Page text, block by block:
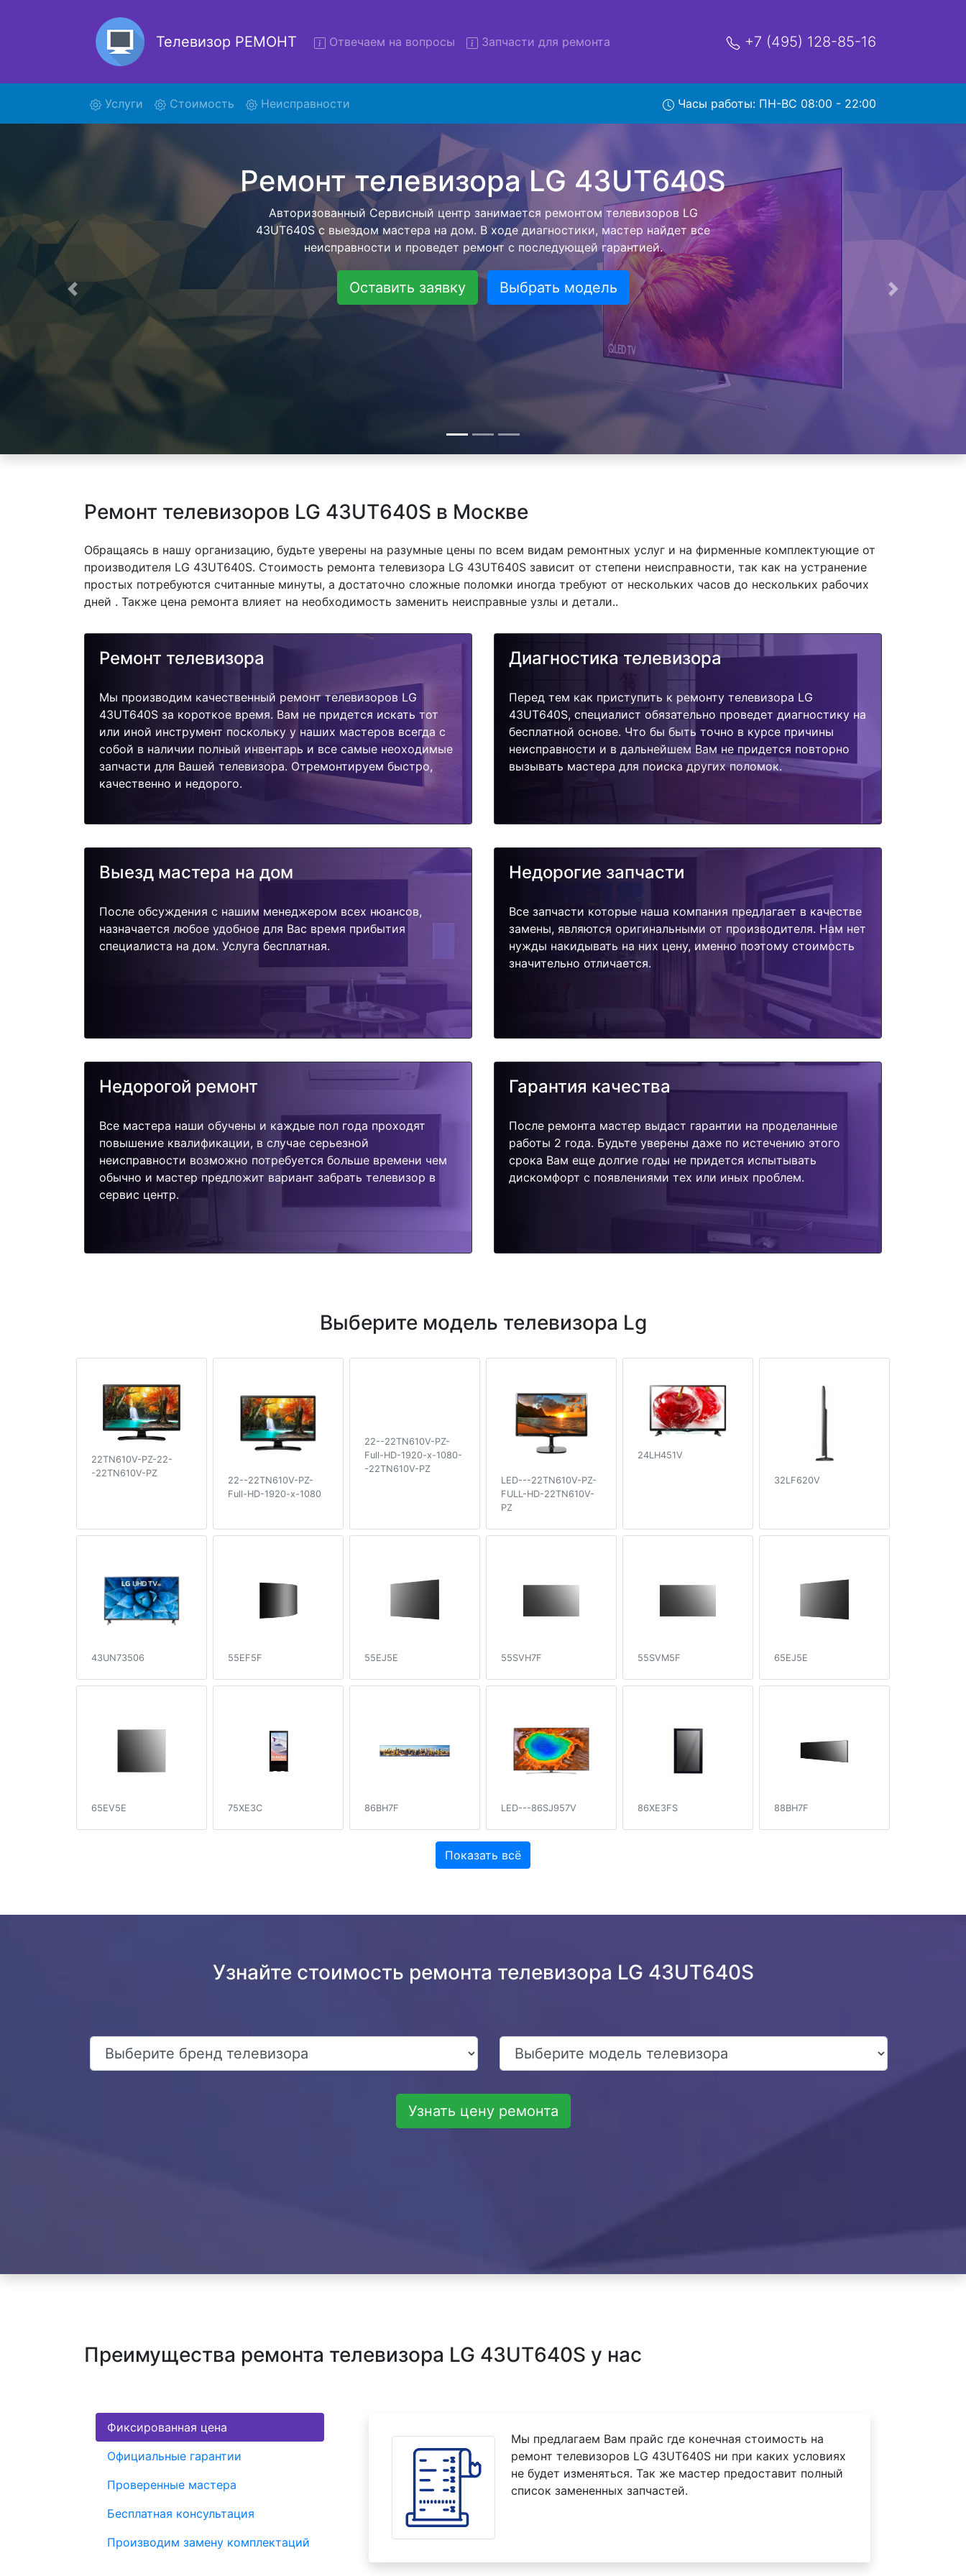
Телевизор РЕМОНТ Отвечаем на вопросы Запчасти для ремонта +7 (495) 128-85-16
Услуги (current)Стоимость Неисправности Часы работы: ПН-ВС 08:00 - 22:00
Ремонт телевизоров LG 43UT640S с
вывозом в сервис
Ремонт телевизоров LG 43UT640S с вывозом в сервисный центр и обратно - с
помощью нашей бесплатной услуги, специалист заберет Ваш телевизор для
дальнейшего более детального ремонта. Оговоренная стоимость ремонта
останется неизменно при возвращении видеотехники обратно.
Оставить заявку Выбрать модель
Предыдущая Следующая
Ремонт телевизоров LG 43UT640S в Москве
Обращаясь в нашу организацию, будьте уверены на разумные цены по всем видам ремонтных услуг и на фирменные комплектующие от
производителя LG 43UT640S. Стоимость ремонта телевизора LG 43UT640S зависит от степени неисправности, так как на устранение
простых потребуются считанные минуты, а достаточно сложные поломки иногда требуют от нескольких часов до нескольких рабочих
дней . Также цена ремонта влияет на необходимость заменить неисправные узлы и детали..
Ремонт телевизора
Мы производим качественный ремонт телевизоров LG
43UT640S за короткое время. Вам не придется искать тот
или иной инструмент поскольку у наших мастеров всегда с
собой в наличии полный инвентарь и все самые неоходимые
запчасти для Вашей телевизора. Отремонтируем быстро,
качественно и недорого.
Диагностика телевизора
Перед тем как приступить к ремонту телевизора LG
43UT640S, специалист обязательно проведет диагностику на
бесплатной основе. Что бы быть точно в курсе причины
неисправности и в дальнейшем Вам не придется повторно
вызывать мастера для поиска других поломок.
Выезд мастера на дом
После обсуждения с нашим менеджером всех нюансов,
назначается любое удобное для Вас время прибытия
специалиста на дом. Услуга бесплатная.
Недорогие запчасти
Все запчасти которые наша компания предлагает в качестве
замены, являются оригинальными от производителя. Нам нет
нужды накидывать на них цену, именно поэтому стоимость
значительно отличается.
Недорогой ремонт
Все мастера наши обучены и каждые пол года проходят
повышение квалификации, в случае серьезной
неисправности возможно потребуется больше времени чем
обычно и мастер предложит вариант забрать телевизор в
сервис центр.
Гарантия качества
После ремонта мастер выдаст гарантии на проделанные
работы 2 года. Будьте уверены даже по истечению этого
срока Вам еще долгие годы не придется испытывать
дискомфорт с появлениями тех или иных проблем.
Выберите модель телевизора Lg
22TN610V-PZ-22-
-22TN610V-PZ
22--22TN610V-PZ-
Full-HD-1920-x-1080
22--22TN610V-PZ-
Full-HD-1920-x-1080-
-22TN610V-PZ
LED---22TN610V-PZ-
FULL-HD-22TN610V-
PZ
24LH451V
32LF620V
43UN73506 55EF5F 55EJ5E 55SVH7F 55SVM5F 65EJ5E
65EV5E 75XE3C 86BH7F LED---86SJ957V 86XE3FS 88BH7F
Показать всё
Узнайте стоимость ремонта телевизора LG 43UT640S
Узнать цену ремонта
Преимущества ремонта телевизора LG 43UT640S у нас
Фиксированная цена
Официальные гарантии
Проверенные мастера
Бесплатная консультация
Производим замену комплектаций
Мы предлагаем Вам прайс где конечная стоимость на
ремонт телевизоров LG 43UT640S ни при каких условиях
не будет изменяться. Так же мастер предоставит полный
список замененных запчастей.